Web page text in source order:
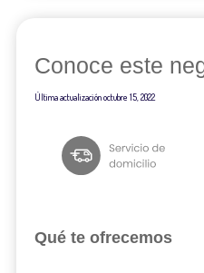
Conoce este
Última actualizaciónoctubre 15, 2022
Qué te ofrecemos